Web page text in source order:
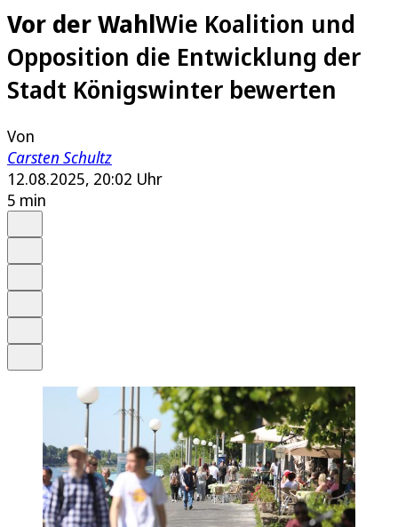
Vor der WahlWie Koalition und
Opposition die Entwicklung der
Stadt Königswinter bewerten
Von
Carsten Schultz
12.08.2025, 20:02 Uhr
5 min